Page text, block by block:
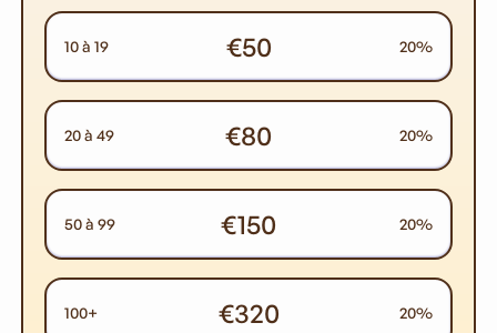
10 à 19 €50 20%
20 à 49 €80 20%
50 à 99 €150 20%
100+ €320 20%